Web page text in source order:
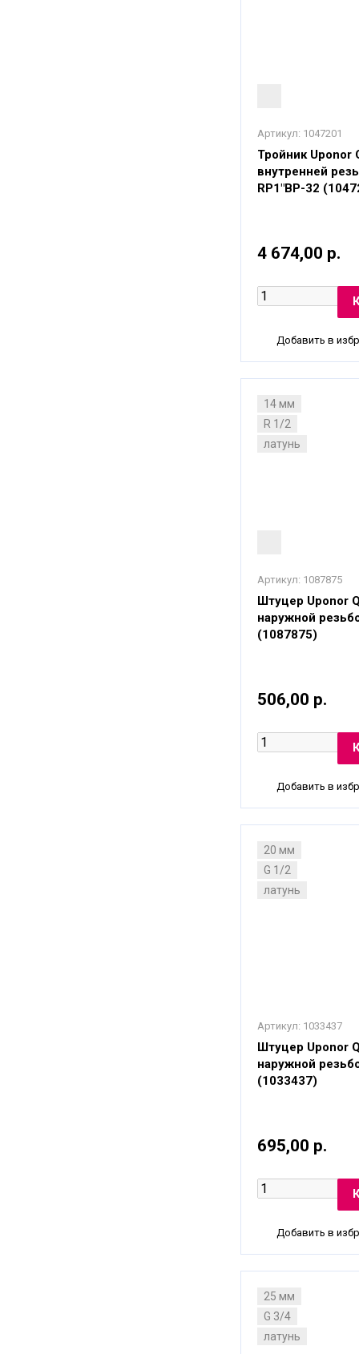
Артикул: 1047201
Тройник Uponor
внутренней
RP1"ВР-32
4 674,00 р.
Добавить в
14 мм
R 1/2
латунь
Артикул: 1087875
Штуцер Uponor
наружной
(1087875)
506,00 р.
Добавить в
20 мм
G 1/2
латунь
Артикул: 1033437
Штуцер Uponor
наружной
(1033437)
695,00 р.
Добавить в
25 мм
G 3/4
латунь